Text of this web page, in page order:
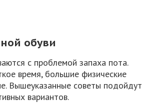
обуви
с проблемой запаха пота.
время, большие физические
Вышеуказанные советы подойдут
вариантов.